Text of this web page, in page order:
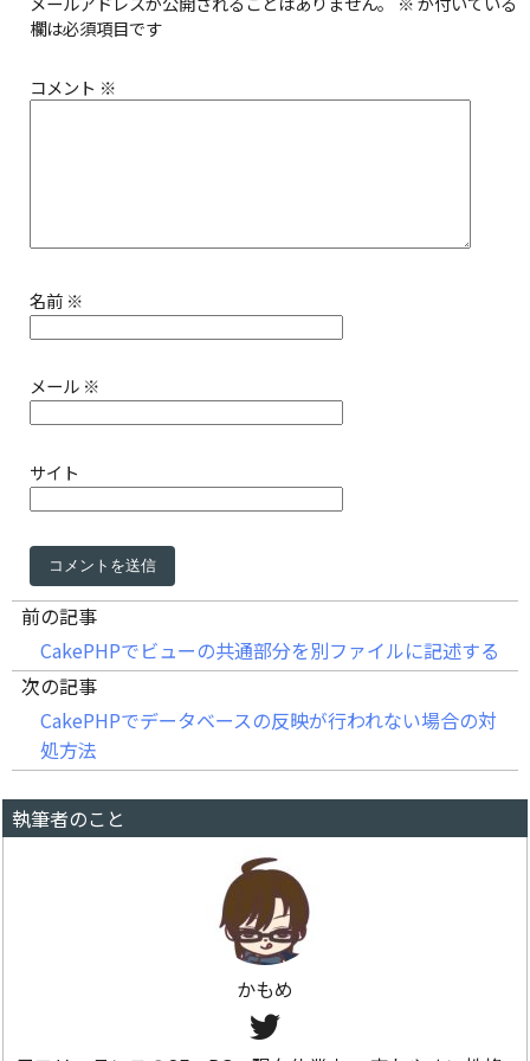
欄は必須項目です
コメント ※
名前 ※
メール ※
サイト
前の記事
CakePHPでビューの共通部分を別ファイルに記述する
次の記事
CakePHPでデータベースの反映が行われない場合の対
処方法
執筆者のこと
かもめ